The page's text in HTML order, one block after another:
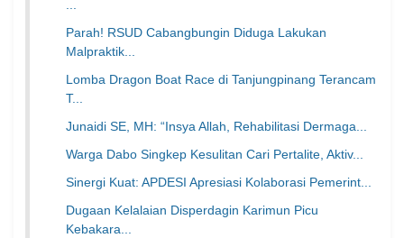
...
Parah! RSUD Cabangbungin Diduga Lakukan
Malpraktik...
Lomba Dragon Boat Race di Tanjungpinang Terancam
T...
Junaidi SE, MH: “Insya Allah, Rehabilitasi Dermaga...
Warga Dabo Singkep Kesulitan Cari Pertalite, Aktiv...
Sinergi Kuat: APDESI Apresiasi Kolaborasi Pemerint...
Dugaan Kelalaian Disperdagin Karimun Picu
Kebakara...